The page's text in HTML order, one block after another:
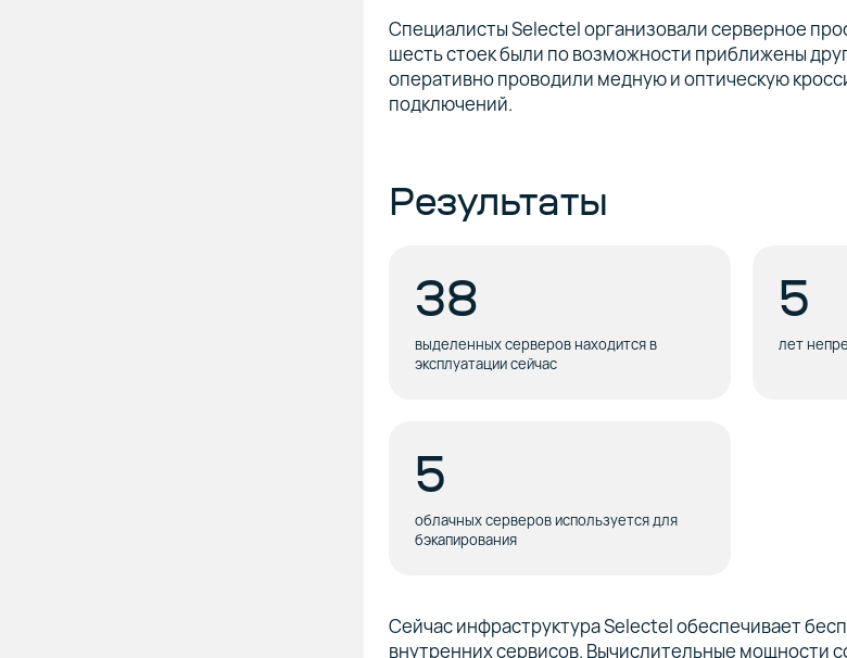
Специалисты Selectel организовали серверное
шесть стоек были по возможности приближены
оперативно проводили медную и оптическую
подключений.
Результаты
38
выделенных серверов находится в
эксплуатации сейчас
5
лет
5
облачных серверов используется для
бэкапирования
Сейчас инфраструктура Selectel обеспечивает
внутренних сервисов. Вычислительные мощности